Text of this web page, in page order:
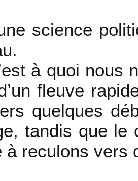
science
à quoi nous
fleuve
quelques
tandis que le
à reculons vers